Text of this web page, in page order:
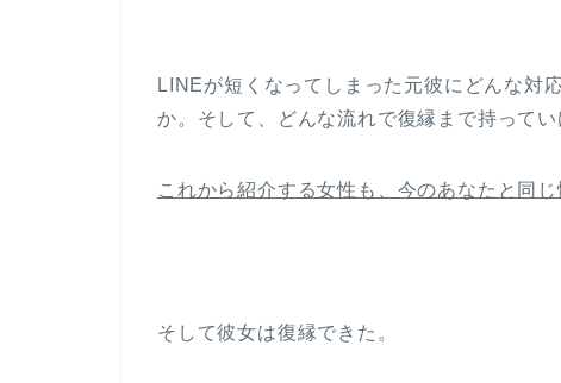
LINEが短くなってしまった元彼にどんな対
か。そして、どんな流れで復縁まで持ってい
これから紹介する女性も、今のあなたと同じ
そして彼女は復縁できた。